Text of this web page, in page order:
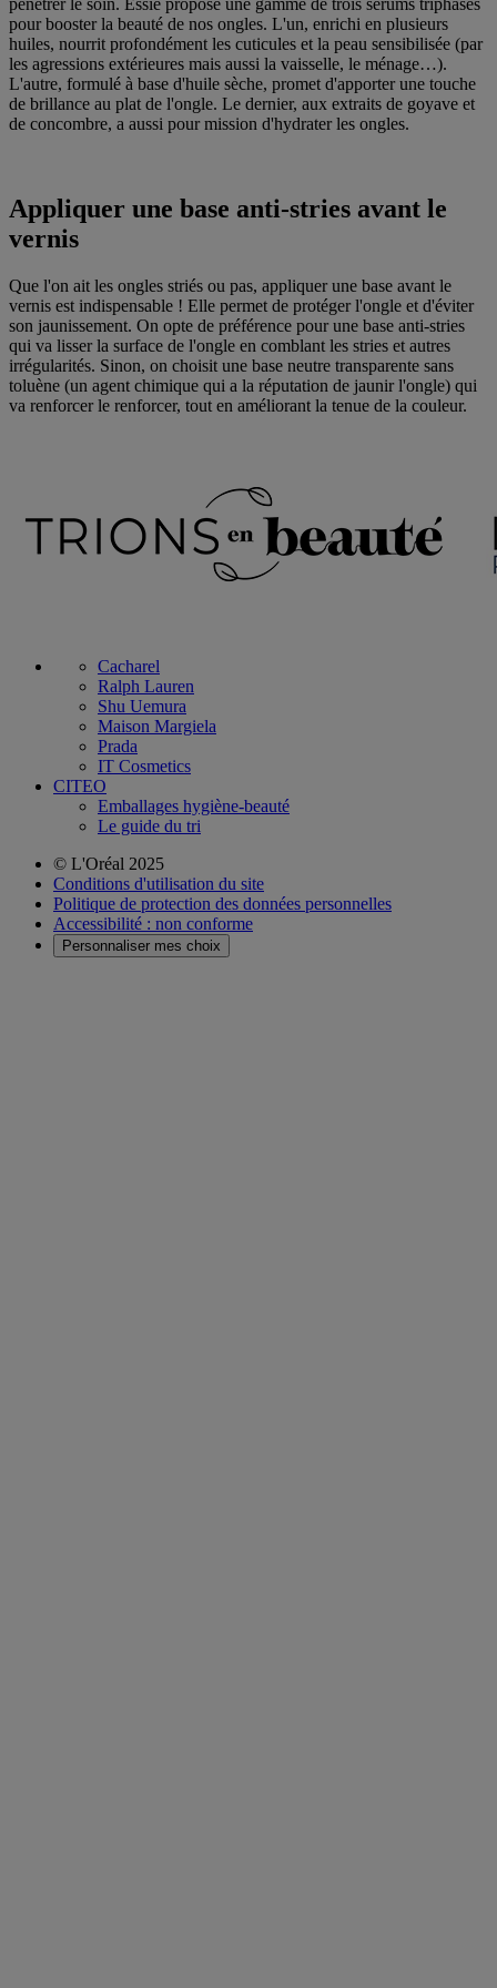
pénétrer le soin. Essie propose une gamme de trois sérums triphases
pour booster la beauté de nos ongles. L'un, enrichi en plusieurs
huiles, nourrit profondément les cuticules et la peau sensibilisée (par
les agressions extérieures mais aussi la vaisselle, le ménage…).
L'autre, formulé à base d'huile sèche, promet d'apporter une touche
de brillance au plat de l'ongle. Le dernier, aux extraits de goyave et
de concombre, a aussi pour mission d'hydrater les ongles.
Appliquer une base anti-stries avant le
vernis
Que l'on ait les ongles striés ou pas, appliquer une base avant le
vernis est indispensable ! Elle permet de protéger l'ongle et d'éviter
son jaunissement. On opte de préférence pour une base anti-stries
qui va lisser la surface de l'ongle en comblant les stries et autres
irrégularités. Sinon, on choisit une base neutre transparente sans
toluène (un agent chimique qui a la réputation de jaunir l'ongle) qui
va renforcer le renforcer, tout en améliorant la tenue de la couleur.
Cacharel
Ralph Lauren
Shu Uemura
Maison Margiela
Prada
IT Cosmetics
CITEO
Emballages hygiène-beauté
Le guide du tri
© L'Oréal 2025
Conditions d'utilisation du site
Politique de protection des données personnelles
Accessibilité : non conforme
Personnaliser mes choix